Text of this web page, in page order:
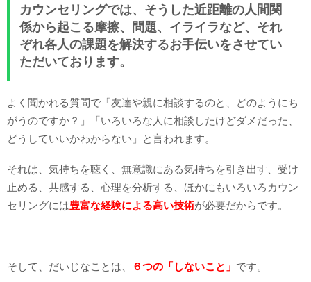
カウンセリングでは、そうした近距離の人間関
係から起こる摩擦、問題、イライラなど、それ
ぞれ各人の課題を解決するお手伝いをさせてい
ただいております。
よく聞かれる質問で「友達や親に相談するのと、どのようにち
がうのですか？」「いろいろな人に相談したけどダメだった、
どうしていいかわからない」と言われます。
それは、気持ちを聴く、無意識にある気持ちを引き出す、受け
止める、共感する、心理を分析する、ほかにもいろいろカウン
セリングには豊富な経験による高い技術が必要だからです。
そして、だいじなことは、 ６つの「しないこと」 です。